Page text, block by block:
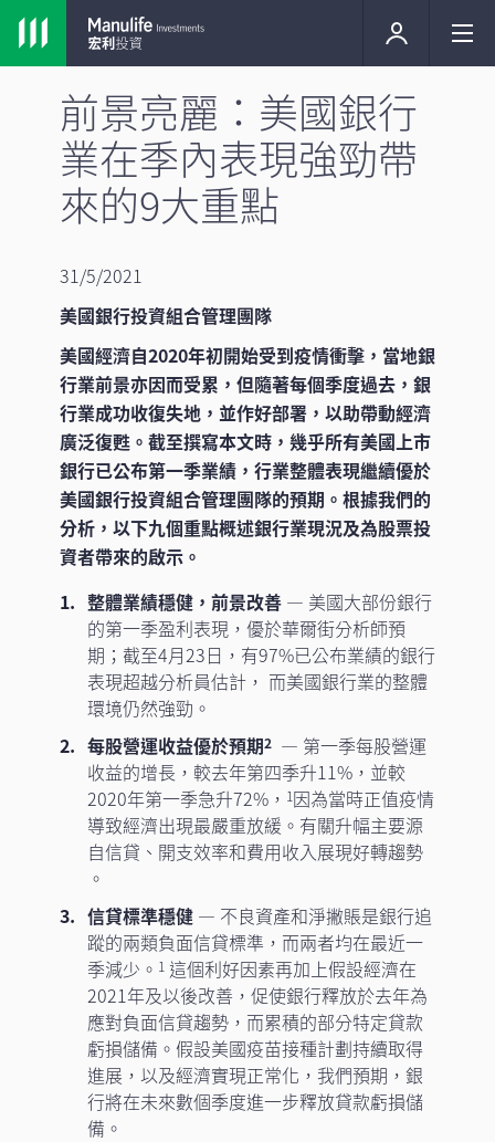
前景亮麗：美國銀行
業在季內表現強勁帶
來的9大重點
31/5/2021
美國銀行投資組合管理團隊
美國經濟自2020年初開始受到疫情衝擊，當地銀
行業前景亦因而受累，但隨著每個季度過去，銀
行業成功收復失地，並作好部署，以助帶動經濟
廣泛復甦。截至撰寫本文時，幾乎所有美國上市
銀行已公布第一季業績，行業整體表現繼續優於
美國銀行投資組合管理團隊的預期。根據我們的
分析，以下九個重點概述銀行業現況及為股票投
資者帶來的啟示。
整體業績穩健，前景改善— 美國大部份銀行
的第一季盈利表現，優於華爾街分析師預
期；截至4月23日，有97%已公布業績的銀行
表現超越分析員估計， 而美國銀行業的整體
環境仍然強勁。
每股營運收益優於預期2— 第一季每股營運
收益的增長，較去年第四季升11%，並較
2020年第一季急升72%， 1因為當時正值疫情
導致經濟出現最嚴重放緩。有關升幅主要源
自信貸、開支效率和費用收入展現好轉趨勢
。
信貸標準穩健— 不良資產和淨撇賬是銀行追
蹤的兩類負面信貸標準，而兩者均在最近一
季減少。 1這個利好因素再加上假設經濟在
2021年及以後改善，促使銀行釋放於去年為
應對負面信貸趨勢，而累積的部分特定貸款
虧損儲備。假設美國疫苗接種計劃持續取得
進展，以及經濟實現正常化，我們預期，銀
行將在未來數個季度進一步釋放貸款虧損儲
備。